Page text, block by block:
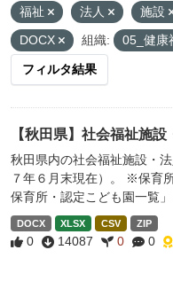
福祉
法人 施設
DOCX
組織: 05_健康
フィルタ結果
【秋田県】社会福祉施設
秋田県内の社会福祉施設・
７年６月末現在）。 ※保育
保育所・認定こども園一覧」
DOCX XLSX CSV ZIP
0 14087 0 0